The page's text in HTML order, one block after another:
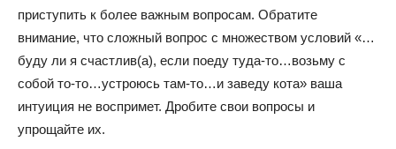
приступить к более важным вопросам. Обратите
внимание, что сложный вопрос с множеством условий «…
буду ли я счастлив(а), если поеду туда-то…возьму с
собой то-то…устроюсь там-то…и заведу кота» ваша
интуиция не воспримет. Дробите свои вопросы и
упрощайте их.